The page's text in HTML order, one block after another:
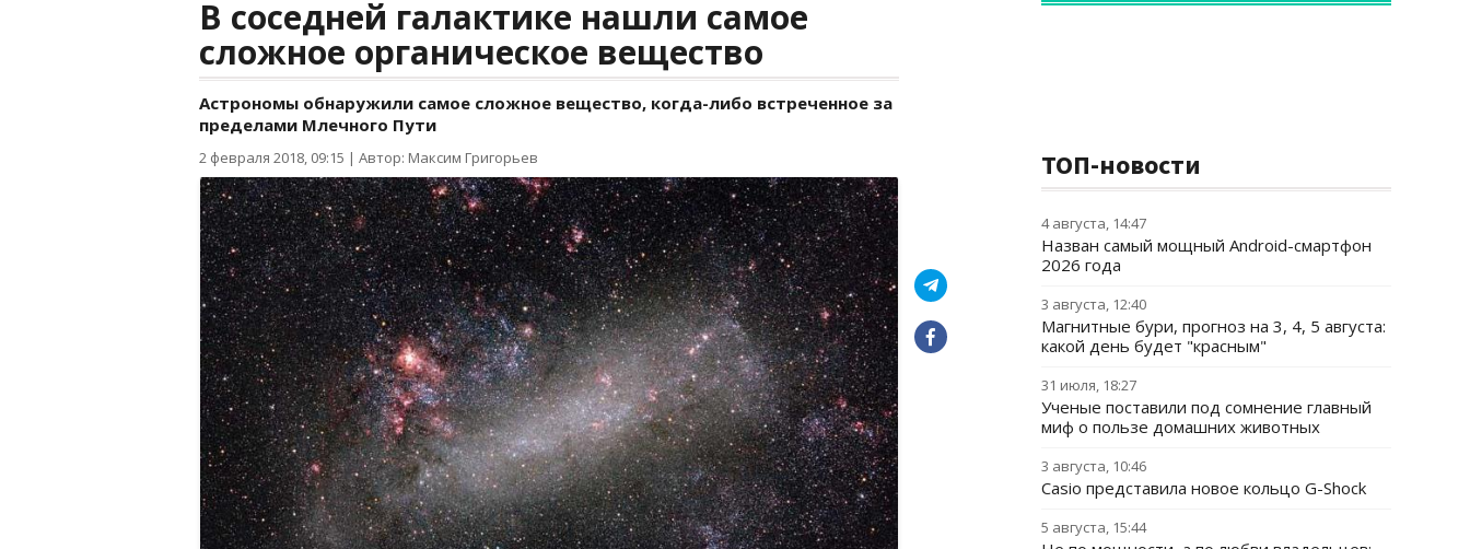
В соседней галактике нашли самое
сложное органическое вещество
Астрономы обнаружили самое сложное вещество, когда-либо встреченное за
пределами Млечного Пути
2 февраля 2018, 09:15 | Автор: Максим Григорьев ТОП-новости
4 августа, 14:47
Назван самый мощный Android-смартфон
2026 года
3 августа, 12:40
Магнитные бури, прогноз на 3, 4, 5 августа:
какой день будет "красным"
31 июля, 18:27
Ученые поставили под сомнение главный
миф о пользе домашних животных
3 августа, 10:46
Casio представила новое кольцо G-Shock
5 августа, 15:44